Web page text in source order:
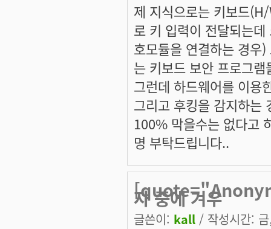
제 지식으로는 키보드
로 키 입력이 전달되는
호모듈을 연결하는 경
는 키보드 보안 프로그
그런데 하드웨어를 이용
그리고 후킹을 감지하는
100% 막을수는 없다고
명 부탁드립니다..
자 중에 겨우
글쓴이: kall / 작성시간: